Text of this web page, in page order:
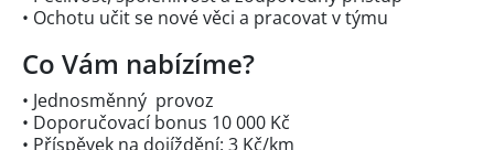
• Ochotu učit se nové věci a pracovat v týmu
Co Vám nabízíme?
• Jednosměnný provoz
• Doporučovací bonus 10 000 Kč
• Příspěvek na dojíždění: 3 Kč/km